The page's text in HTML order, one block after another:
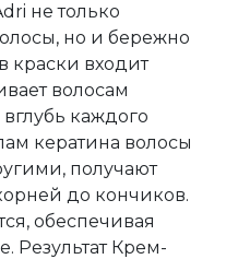
не только
но и бережно
краски входит
волосам
каждого
кератина волосы
получают
до кончиков.
обеспечивая
Результат Крем-